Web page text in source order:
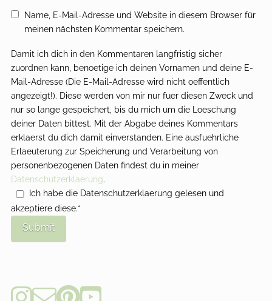
Name, E-Mail-Adresse und Website in diesem Browser für
meinen nächsten Kommentar speichern.
Damit ich dich in den Kommentaren langfristig sicher
zuordnen kann, benoetige ich deinen Vornamen und deine E-
Mail-Adresse (Die E-Mail-Adresse wird nicht oeffentlich
angezeigt!). Diese werden von mir nur fuer diesen Zweck und
nur so lange gespeichert, bis du mich um die Loeschung
deiner Daten bittest. Mit der Abgabe deines Kommentars
erklaerst du dich damit einverstanden. Eine ausfuehrliche
Erlaeuterung zur Speicherung und Verarbeitung von
personenbezogenen Daten findest du in meiner
Datenschutzerklaerung.
Ich habe die Datenschutzerklaerung gelesen und
akzeptiere diese.*